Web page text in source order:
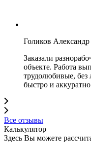
Голиков Александр
Заказали
объекте. Работа
трудолюбивые, без
быстро и
Все отзывы
Калькулятор
Здесь Вы можете